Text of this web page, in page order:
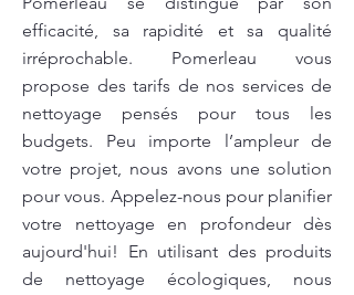
efficacité, sa rapidité et sa qualité
irréprochable. Pomerleau vous
propose des tarifs de nos services de
nettoyage pensés pour tous les
budgets. Peu importe l’ampleur de
votre projet, nous avons une solution
pour vous. Appelez-nous pour planifier
votre nettoyage en profondeur dès
aujourd'hui! En utilisant des produits
de nettoyage écologiques, nous